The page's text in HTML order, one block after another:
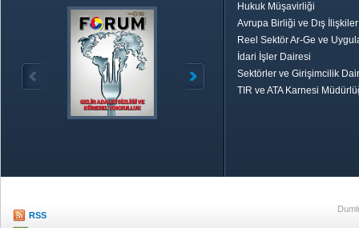
Hukuk Müşavirliği
Avrupa Birliği ve Dış
Reel Sektör Ar-Ge ve
İdari İşler Dairesi
Sektörler ve Girişimcilik
TIR ve ATA Karnesi
RSS